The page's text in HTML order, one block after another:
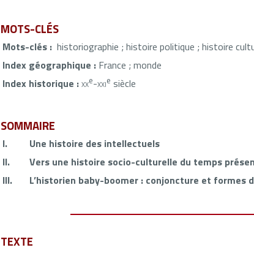
MOTS-CLÉS
Mots-clés : historiographie ; histoire politique ; histoire
Index géographique : France ; monde
Index historique :xxe-xxie siècle
SOMMAIRE
I.
Une histoire des intellectuels
II.
Vers une histoire socio-culturelle du temps
III.
L’historien baby-boomer : conjoncture et formes
TEXTE